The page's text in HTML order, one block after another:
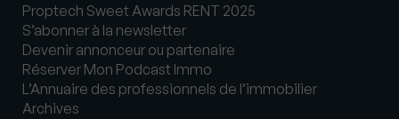
Proptech Sweet Awards RENT 2025
S’abonner à la newsletter
Devenir annonceur ou partenaire
Réserver Mon Podcast Immo
L’Annuaire des professionnels de l’immobilier
Archives